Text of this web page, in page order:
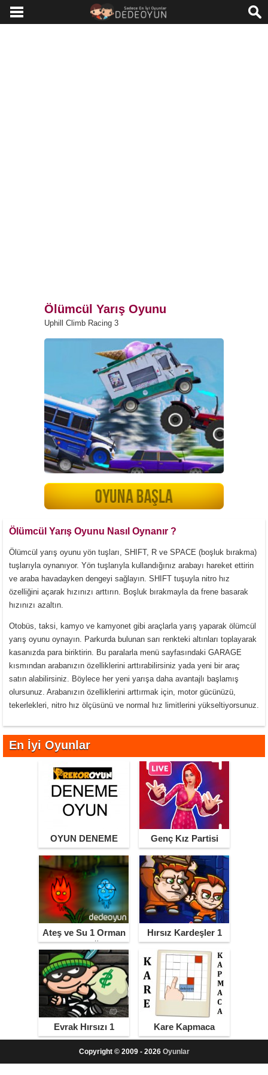
Ölümcül Yarış Oyunu
Uphill Climb Racing 3
Ölümcül Yarış Oyunu Nasıl Oynanır ?
Ölümcül yarış oyunu yön tuşları, SHIFT, R ve SPACE (boşluk bırakma)
tuşlarıyla oynanıyor. Yön tuşlarıyla kullandığınız arabayı hareket ettirin
ve araba havadayken dengeyi sağlayın. SHIFT tuşuyla nitro hız
özelliğini açarak hızınızı arttırın. Boşluk bırakmayla da frene basarak
hızınızı azaltın.
Otobüs, taksi, kamyo ve kamyonet gibi araçlarla yarış yaparak ölümcül
yarış oyunu oynayın. Parkurda bulunan sarı renkteki altınları toplayarak
kasanızda para biriktirin. Bu paralarla menü sayfasındaki GARAGE
kısmından arabanızın özelliklerini arttırabilirsiniz yada yeni bir araç
satın alabilirsiniz. Böylece her yeni yarışa daha avantajlı başlamış
olursunuz. Arabanızın özelliklerini arttırmak için, motor gücünüzü,
tekerlekleri, nitro hız ölçüsünü ve normal hız limitlerini yükseltiyorsunuz.
En İyi Oyunlar
OYUN DENEME Genç Kız Partisi
Ateş ve Su 1 Orman
Tapınağı
Hırsız Kardeşler 1
Evrak Hırsızı 1 Kare Kapmaca
Copyright © 2009 - 2026 Oyunlar